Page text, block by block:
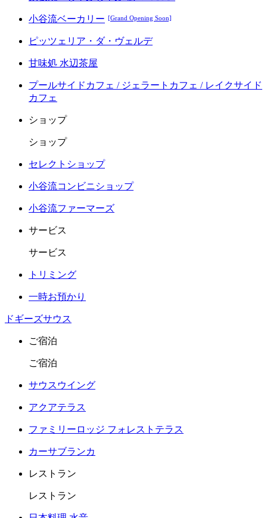
小谷流ベーカリー [Grand Opening Soon]
ピッツェリア・ダ・ヴェルデ
甘味処 水辺茶屋
プールサイドカフェ / ジェラートカフェ / レイクサイド
カフェ
ショップ
ショップ
セレクトショップ
小谷流コンビニショップ
小谷流ファーマーズ
サービス
サービス
トリミング
一時お預かり
ドギーズサウス
ご宿泊
ご宿泊
サウスウイング
アクアテラス
ファミリーロッジ フォレストテラス
カーサブランカ
レストラン
レストラン